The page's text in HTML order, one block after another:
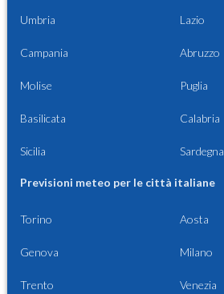
Umbria Lazio
Campania Abruzzo
Molise Puglia
Basilicata Calabria
Sicilia Sardegna
Previsioni meteo per le città italiane
Torino Aosta
Genova Milano
Trento Venezia